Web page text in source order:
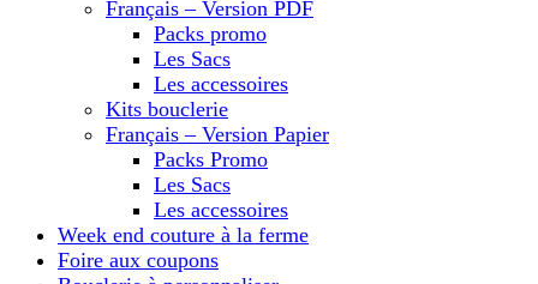
Français – Version PDF
Packs promo
Les Sacs
Les accessoires
Kits bouclerie
Français – Version Papier
Packs Promo
Les Sacs
Les accessoires
Week end couture à la ferme
Foire aux coupons